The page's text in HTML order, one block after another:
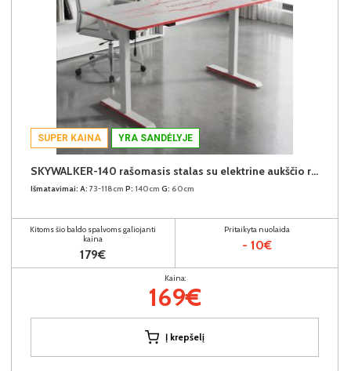
SUPER KAINA YRA SANDĖLYJE
SKYWALKER-140 rašomasis stalas su elektrine aukščio reguliavimo funkcija (Baltas)
Išmatavimai: A: 73-118cm P: 140cm G: 60cm
Kitoms šio baldo spalvoms galiojanti
kaina
179€
Pritaikyta nuolaida
- 10€
Kaina:
169€
Į krepšelį